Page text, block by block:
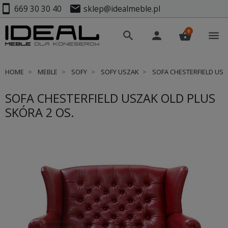
smartphone 669 30 30 40 mail sklep@idealmeble.pl
search person shopping_basket
0 menu
HOME MEBLE SOFY SOFY USZAK SOFA CHESTERFIELD
SOFA CHESTERFIELD USZAK OLD PLUS
SKÓRA 2 OS.